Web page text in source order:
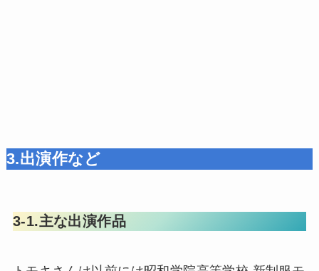
3.出演作など
3-1.主な出演作品